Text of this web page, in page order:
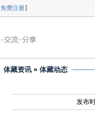
免费注册】
体藏资讯 » 体藏动态
发布